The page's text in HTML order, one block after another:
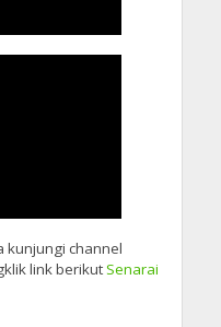
kunjungi channel
link berikutSenarai